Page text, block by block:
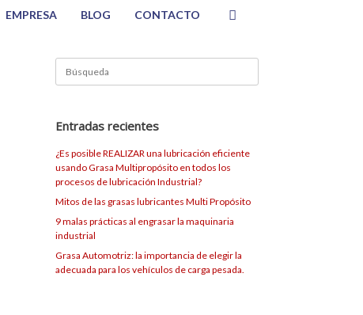
EMPRESA BLOG CONTACTO
Entradas recientes
¿Es posible REALIZAR una lubricación eficiente
usando Grasa Multipropósito en todos los
procesos de lubricación Industrial?
Mitos de las grasas lubricantes Multi Propósito
9 malas prácticas al engrasar la maquinaria
industrial
Grasa Automotriz: la importancia de elegir la
adecuada para los vehículos de carga pesada.